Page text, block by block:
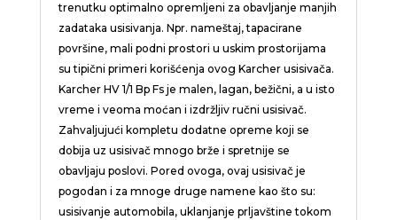
trenutku optimalno opremljeni za obavljanje manjih
zadataka usisivanja. Npr. nameštaj, tapacirane
površine, mali podni prostori u uskim prostorijama
su tipični primeri korišćenja ovog Karcher usisivača.
Karcher HV 1/1 Bp Fs je malen, lagan, bežični, a u isto
vreme i veoma moćan i izdržljiv ručni usisivač.
Zahvaljujući kompletu dodatne opreme koji se
dobija uz usisivač mnogo brže i spretnije se
obavljaju poslovi. Pored ovoga, ovaj usisivač je
pogodan i za mnoge druge namene kao što su:
usisivanje automobila, uklanjanje prljavštine tokom